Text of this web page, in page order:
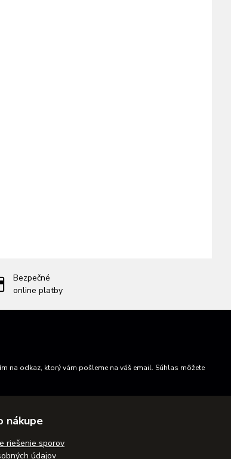
Bezpečné
online platby
na odkaz, ktorý vám pošleme na váš email. Súhlas môžete
nákupe
riešenie sporov
údajov